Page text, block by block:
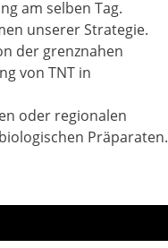
am selben Tag.
unserer Strategie.
der grenznahen
von TNT in
oder regionalen
Präparaten.